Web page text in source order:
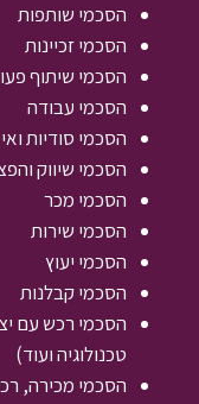
הסכמי שותפות
הסכמי זכיינות
הסכמי שיתוף
הסכמי עבודה
הסכמי סודיות
הסכמי שיווק
הסכמי מכר
הסכמי שירות
הסכמי יעוץ
הסכמי קבלנות
הסכמי רכש עם
טכנולוגיה ועוד)
הסכמי מכירה,